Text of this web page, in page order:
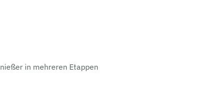
in mehreren Etappen